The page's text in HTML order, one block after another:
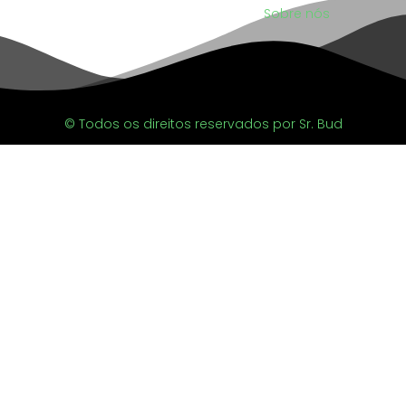
Sobre nós
© Todos os direitos reservados por Sr. Bud